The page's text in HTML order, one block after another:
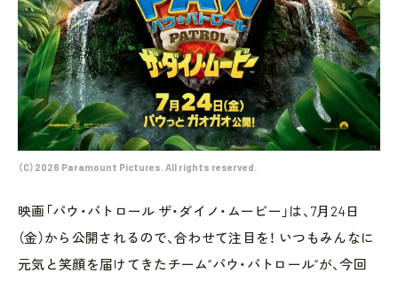
（C）2026 Paramount Pictures. All rights reserved.
映画「パウ・パトロール ザ・ダイノ・ムービー」は、7月24日
（金）から公開されるので、合わせて注目を！ いつもみんなに
元気と笑顔を届けてきたチーム“パウ・パトロール“が、今回